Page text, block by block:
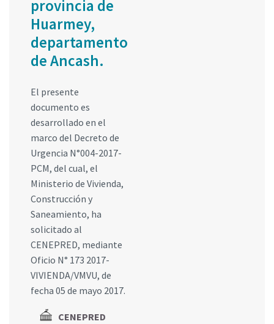
provincia de
Huarmey,
departamento
de Ancash.
El presente
documento es
desarrollado en el
marco del Decreto de
Urgencia N°004-2017-
PCM, del cual, el
Ministerio de Vivienda,
Construcción y
Saneamiento, ha
solicitado al
CENEPRED, mediante
Oficio N° 173 2017-
VIVIENDA/VMVU, de
fecha 05 de mayo 2017.
CENEPRED